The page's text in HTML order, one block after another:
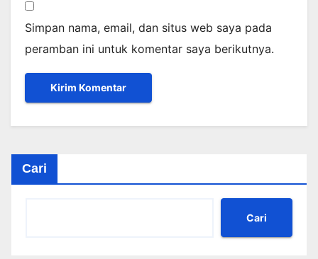
Simpan nama, email, dan situs web saya pada
peramban ini untuk komentar saya berikutnya.
Cari
Cari